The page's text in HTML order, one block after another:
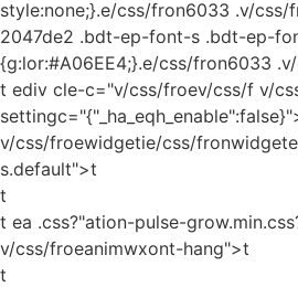
style:none;}.e/css/fron6033 .v/
2047de2 .bdt-ep-font-s .bdt-ep-
{g:lor:#A06EE4;}.e/css/fron6033
t ediv cle-c="v/css/froev/css/f v/
v/css/froewidgetie/css/
s.default">t
t
t ea .css?"ation-pulse-
v/css/froeanimwxont-hang">t
t